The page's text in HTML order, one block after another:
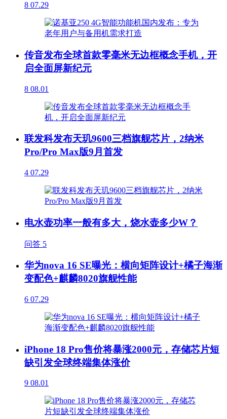
8 07.29
传音发布全球首款零毫米无边框概念手机，开
启全面屏新纪元
8 08.01
联发科发布天玑9600三档旗舰芯片，2纳米
Pro/Pro Max版9月首发
4 07.29
电水壶功率一般有多大，烧水壶多少W？
问答 5
华为nova 16 SE曝光：横向矩阵设计+橘子海渐
变配色+麒麟8020旗舰性能
6 07.29
iPhone 18 Pro售价将暴涨2000元，存储芯片短
缺引发全球终端集体涨价
9 08.01